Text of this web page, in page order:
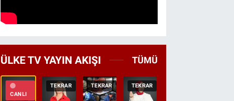
ÜLKE TV YAYIN AKIŞI TÜMÜ
CANLI
TEKRAR TEKRAR TEKRAR